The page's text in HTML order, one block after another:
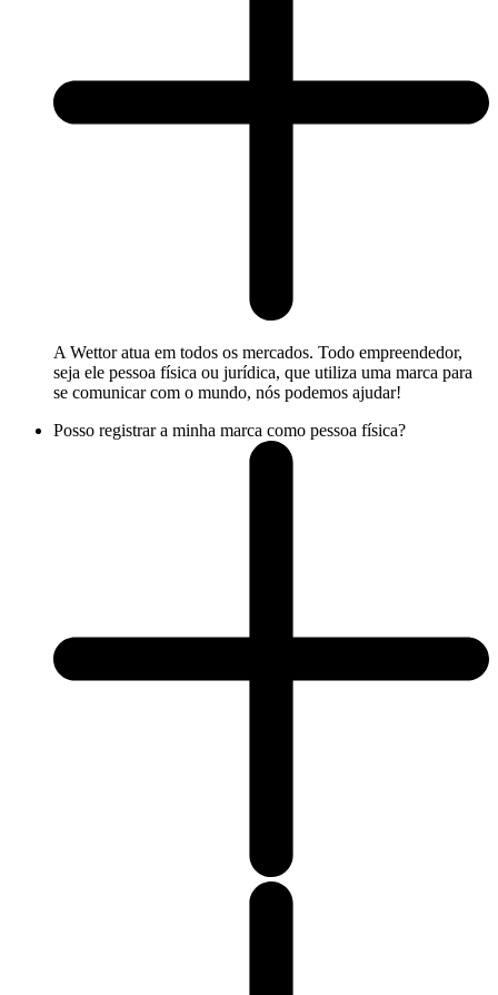
A Wettor atua em todos os mercados. Todo empreendedor,
seja ele pessoa física ou jurídica, que utiliza uma marca para
se comunicar com o mundo, nós podemos ajudar!
Posso registrar a minha marca como pessoa física?